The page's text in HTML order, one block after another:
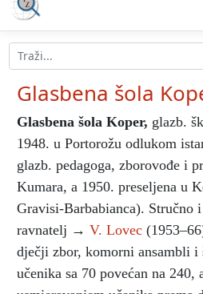
Glasbena šola
Glasbena šola Koper, glazb.
1948. u Portorožu odlukom
glazb. pedagoga, zborovođe i
Kumara, a 1950. preseljena u
Gravisi-Barbabianca). Stručno
ravnatelj → V. Lovec
dječji zbor, komorni ansambli
učenika sa 70 povećan na 240,